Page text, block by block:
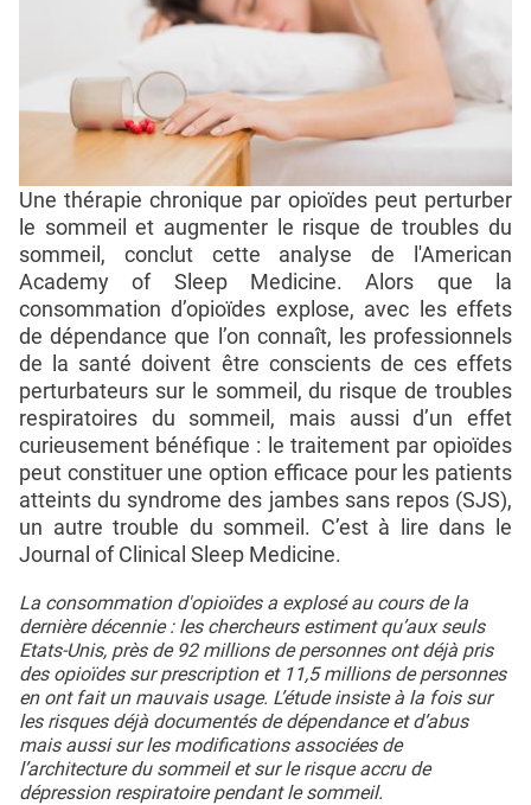
Une thérapie chronique par opioïdes peut perturber
le sommeil et augmenter le risque de troubles du
sommeil, conclut cette analyse de l'American
Academy of Sleep Medicine. Alors que la
consommation d’opioïdes explose, avec les effets
de dépendance que l’on connaît, les professionnels
de la santé doivent être conscients de ces effets
perturbateurs sur le sommeil, du risque de troubles
respiratoires du sommeil, mais aussi d’un effet
curieusement bénéfique : le traitement par opioïdes
peut constituer une option efficace pour les patients
atteints du syndrome des jambes sans repos (SJS),
un autre trouble du sommeil. C’est à lire dans le
Journal of Clinical Sleep Medicine.
La consommation d'opioïdes a explosé au cours de la
dernière décennie : les chercheurs estiment qu’aux seuls
Etats-Unis, près de 92 millions de personnes ont déjà pris
des opioïdes sur prescription et 11,5 millions de personnes
en ont fait un mauvais usage. L’étude insiste à la fois sur
les risques déjà documentés de dépendance et d’abus
mais aussi sur les modifications associées de
l’architecture du sommeil et sur le risque accru de
dépression respiratoire pendant le sommeil.